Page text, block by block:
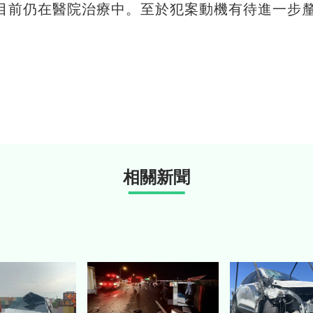
前仍在醫院治療中。至於犯案動機有待進一步
相關新聞